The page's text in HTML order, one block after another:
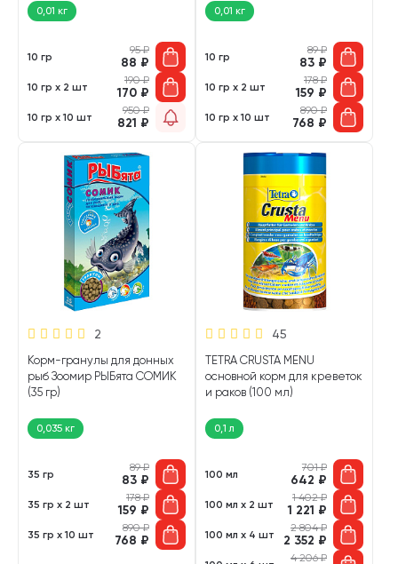
0,01 кг
10 гр
95₽
88 ₽
10 гр х 2 шт
190₽
170 ₽
10 гр х 10 шт
950₽
821 ₽
0,01 кг
10 гр
89₽
83 ₽
10 гр х 2 шт
178₽
159 ₽
10 гр х 10 шт
890₽
768 ₽
2
Корм-гранулы для донных
рыб Зоомир РЫБята СОМИК
(35 гр)
0,035 кг
35 гр
89₽
83 ₽
35 гр х 2 шт
178₽
159 ₽
35 гр х 10 шт
890₽
768 ₽
45
TETRA CRUSTA MENU
основной корм для креветок
и раков (100 мл)
0,1 л
100 мл
701₽
642 ₽
100 мл х 2 шт
1 402₽
1 221 ₽
100 мл х 4 шт
2 804₽
2 352 ₽
4 206₽